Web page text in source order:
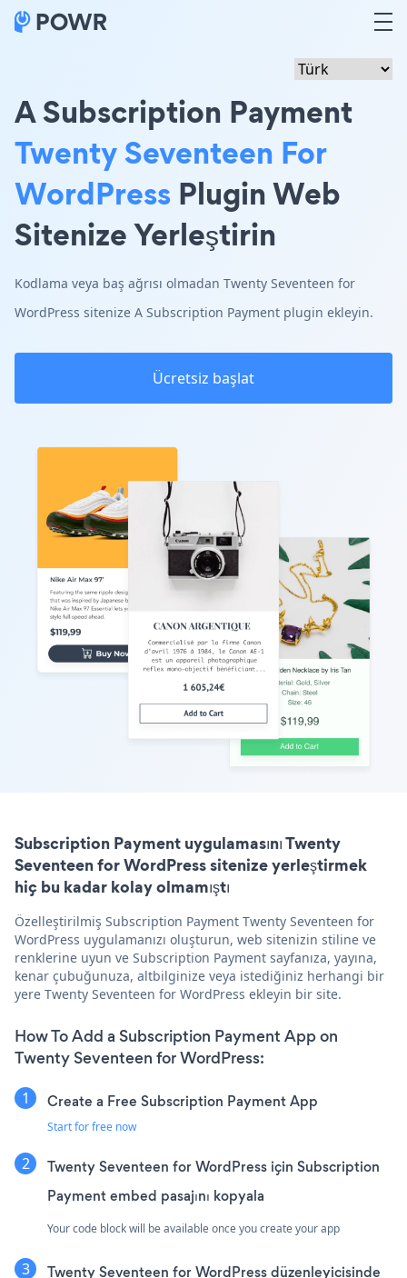
A Subscription Payment
Twenty Seventeen For
WordPress Plugin Web
Sitenize Yerleştirin
Kodlama veya baş ağrısı olmadan Twenty Seventeen for
WordPress sitenize A Subscription Payment plugin ekleyin.
Ücretsiz başlat
Subscription Payment uygulamasını Twenty
Seventeen for WordPress sitenize yerleştirmek
hiç bu kadar kolay olmamıştı
Özelleştirilmiş Subscription Payment Twenty Seventeen for
WordPress uygulamanızı oluşturun, web sitenizin stiline ve
renklerine uyun ve Subscription Payment sayfanıza, yayına,
kenar çubuğunuza, altbilginize veya istediğiniz herhangi bir
yere Twenty Seventeen for WordPress ekleyin bir site.
How To Add a Subscription Payment App on
Twenty Seventeen for WordPress:
Create a Free Subscription Payment App
Start for free now
Twenty Seventeen for WordPress için Subscription
Payment embed pasajını kopyala
Your code block will be available once you create your app
Twenty Seventeen for WordPress düzenleyicisinde